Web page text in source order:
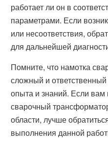
работает ли он в
параметрами. Если
или несоответствия,
для дальнейшей
Помните, что намотка
сложный и
опыта и знаний. Если
сварочный
области, лучше
выполнения данной